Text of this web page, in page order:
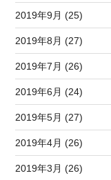
2019年9月 (25)
2019年8月 (27)
2019年7月 (26)
2019年6月 (24)
2019年5月 (27)
2019年4月 (26)
2019年3月 (26)